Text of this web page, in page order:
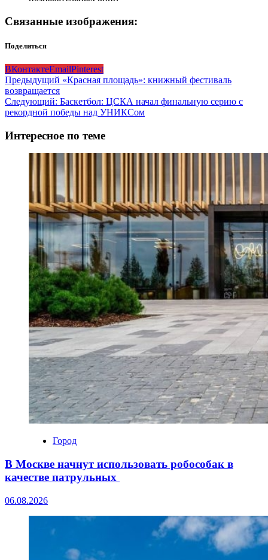
Связанные изображения:
Поделиться
ВКонтактеEmailPinterest
Навигация
записи
Предыдущий «Красная площадь»: книжный фестиваль
возвращается
Следующий: Баскетбол: ЦСКА начал финальную серию с
рекордной победы над УНИКСом
Интересное по теме
Город
В Москве начнут использовать робособак в
качестве патрульных
06.08.2026